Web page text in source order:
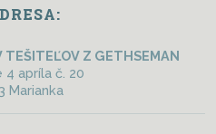
TEŠITEĽOV Z GETHSEMAN
4 apríla č. 20
Marianka